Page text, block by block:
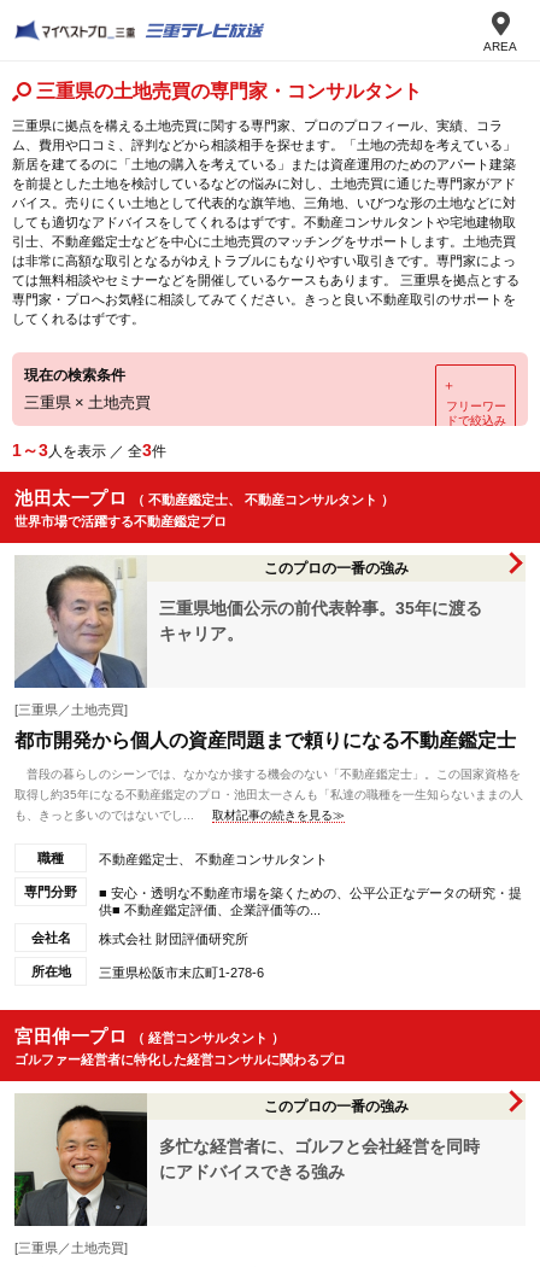
AREA
三重県の土地売買の専門家・コンサルタント
三重県に拠点を構える土地売買に関する専門家、プロのプロフィール、実績、コラ
ム、費用や口コミ、評判などから相談相手を探せます。「土地の売却を考えている」
新居を建てるのに「土地の購入を考えている」または資産運用のためのアパート建築
を前提とした土地を検討しているなどの悩みに対し、土地売買に通じた専門家がアド
バイス。売りにくい土地として代表的な旗竿地、三角地、いびつな形の土地などに対
しても適切なアドバイスをしてくれるはずです。不動産コンサルタントや宅地建物取
引士、不動産鑑定士などを中心に土地売買のマッチングをサポートします。土地売買
は非常に高額な取引となるがゆえトラブルにもなりやすい取引きです。専門家によっ
ては無料相談やセミナーなどを開催しているケースもあります。 三重県を拠点とする
専門家・プロへお気軽に相談してみてください。きっと良い不動産取引のサポートを
してくれるはずです。
現在の検索条件
三重県 × 土地売買
＋
フリーワー
ドで絞込み
1～3人を表示 ／ 全3件
池田太一プロ
（ 不動産鑑定士、 不動産コンサルタント ）
世界市場で活躍する不動産鑑定プロ
このプロの一番の強み
三重県地価公示の前代表幹事。35年に渡る
キャリア。
[三重県／土地売買]
都市開発から個人の資産問題まで頼りになる不動産鑑定士
普段の暮らしのシーンでは、なかなか接する機会のない「不動産鑑定士」。この国家資格を
取得し約35年になる不動産鑑定のプロ・池田太一さんも「私達の職種を一生知らないままの人
も、きっと多いのではないでし...
取材記事の続きを見る≫
職種 不動産鑑定士、 不動産コンサルタント
専門分野
■ 安心・透明な不動産市場を築くための、公平公正なデータの研究・提
供■ 不動産鑑定評価、企業評価等の...
会社名
株式会社 財団評価研究所
所在地 三重県松阪市末広町1-278-6
宮田伸一プロ
（ 経営コンサルタント ）
ゴルファー経営者に特化した経営コンサルに関わるプロ
このプロの一番の強み
多忙な経営者に、ゴルフと会社経営を同時
にアドバイスできる強み
[三重県／土地売買]